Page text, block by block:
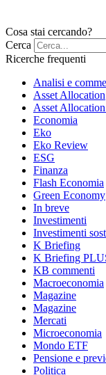
Cosa stai cercando?
Cerca
Ricerche frequenti
Analisi e
Asset Allocation
Asset
Economia
Eko
Eko Review
ESG
Finanza
Flash Economia
Green Economy
In breve
Investimenti
Investimenti
K Briefing
K Briefing
KB commenti
Macroeconomia
Magazine
Magazine
Mercati
Microeconomia
Mondo ETF
Pensione e
Politica